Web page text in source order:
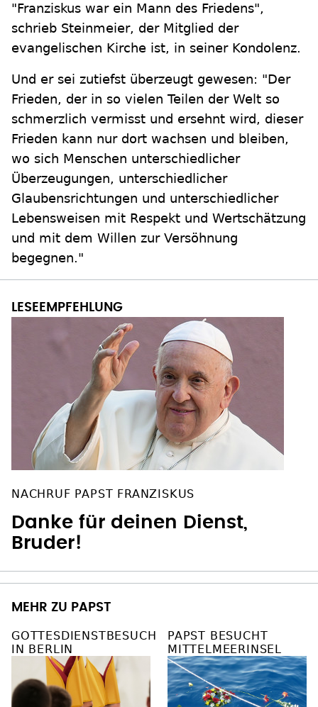
"Franziskus war ein Mann des Friedens",
schrieb Steinmeier, der Mitglied der
evangelischen Kirche ist, in seiner Kondolenz.
Und er sei zutiefst überzeugt gewesen: "Der
Frieden, der in so vielen Teilen der Welt so
schmerzlich vermisst und ersehnt wird, dieser
Frieden kann nur dort wachsen und bleiben,
wo sich Menschen unterschiedlicher
Überzeugungen, unterschiedlicher
Glaubensrichtungen und unterschiedlicher
Lebensweisen mit Respekt und Wertschätzung
und mit dem Willen zur Versöhnung
begegnen."
NACHRUF PAPST FRANZISKUS
Danke für deinen Dienst,
Bruder!
MEHR ZU PAPST
GOTTESDIENSTBESUCH
IN BERLIN
PAPST BESUCHT
MITTELMEERINSEL